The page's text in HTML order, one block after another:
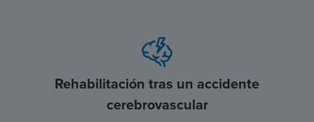
Rehabilitación tras un accidente
cerebrovascular